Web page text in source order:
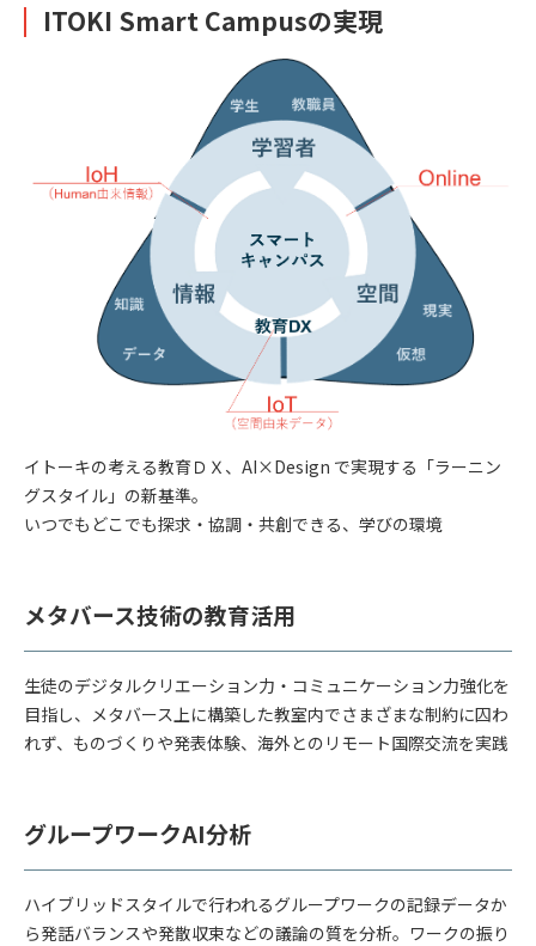
ITOKI Smart Campusの実現
イトーキの考える教育ＤＸ、AI×Design で実現する「ラーニン
グスタイル」の新基準。
いつでもどこでも探求・協調・共創できる、学びの環境
メタバース技術の教育活用
生徒のデジタルクリエーション力・コミュニケーション力強化を
目指し、メタバース上に構築した教室内でさまざまな制約に囚わ
れず、ものづくりや発表体験、海外とのリモート国際交流を実践
グループワークAI分析
ハイブリッドスタイルで行われるグループワークの記録データか
ら発話バランスや発散収束などの議論の質を分析。ワークの振り